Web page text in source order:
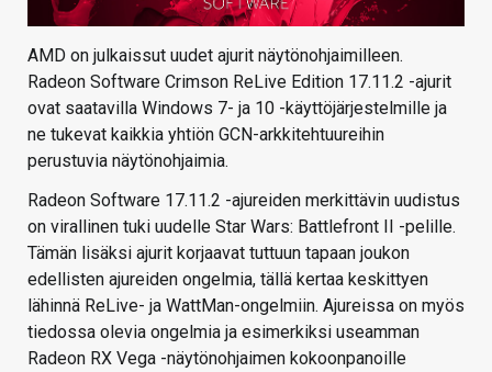
AMD on julkaissut uudet ajurit näytönohjaimilleen.
Radeon Software Crimson ReLive Edition 17.11.2 -ajurit
ovat saatavilla Windows 7- ja 10 -käyttöjärjestelmille ja
ne tukevat kaikkia yhtiön GCN-arkkitehtuureihin
perustuvia näytönohjaimia.
Radeon Software 17.11.2 -ajureiden merkittävin uudistus
on virallinen tuki uudelle Star Wars: Battlefront II -pelille.
Tämän lisäksi ajurit korjaavat tuttuun tapaan joukon
edellisten ajureiden ongelmia, tällä kertaa keskittyen
lähinnä ReLive- ja WattMan-ongelmiin. Ajureissa on myös
tiedossa olevia ongelmia ja esimerkiksi useamman
Radeon RX Vega -näytönohjaimen kokoonpanoille